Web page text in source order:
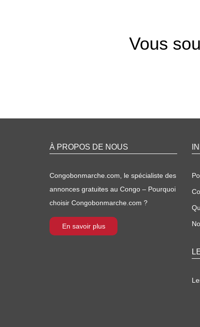
Vous
À PROPOS DE NOUS
Congobonmarche.com, le spécialiste des
annonces gratuites au Congo – Pourquoi
choisir Congobonmarche.com ?
En savoir plus